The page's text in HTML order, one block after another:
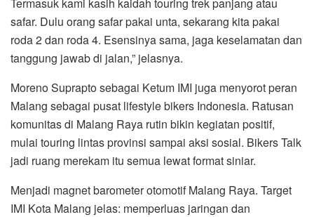
safar. Dulu orang safar pakai unta, sekarang kita pakai
roda 2 dan roda 4. Esensinya sama, jaga keselamatan dan
tanggung jawab di jalan,” jelasnya.
Moreno Suprapto sebagai Ketum IMI juga menyorot peran
Malang sebagai pusat lifestyle bikers Indonesia. Ratusan
komunitas di Malang Raya rutin bikin kegiatan positif,
mulai touring lintas provinsi sampai aksi sosial. Bikers Talk
jadi ruang merekam itu semua lewat format siniar.
Menjadi magnet barometer otomotif Malang Raya. Target
IMI Kota Malang jelas: memperluas jaringan dan